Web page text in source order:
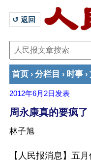
↺ 返回
首页 › 分栏目 › 时事 ›
2012年6月2日 发表
周永康真的要疯了
林子旭
【人民报消息】五